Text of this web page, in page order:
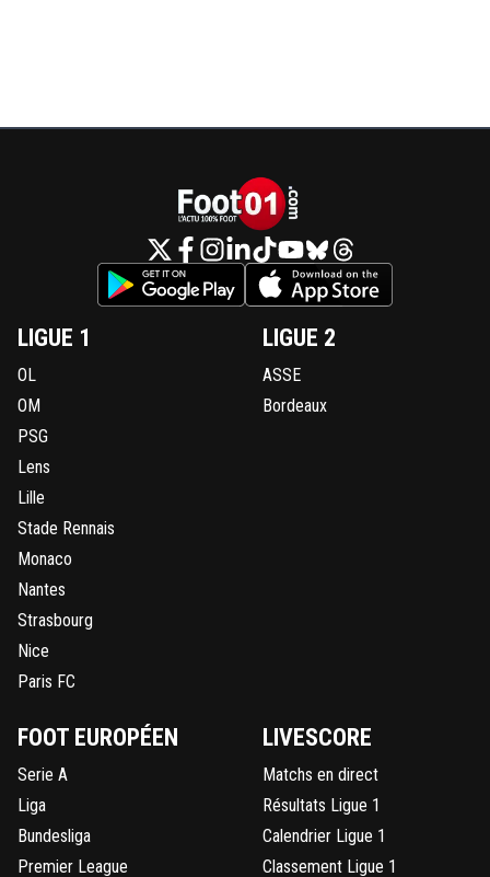
LIGUE 1
OL
OM
PSG
Lens
Lille
Stade Rennais
Monaco
Nantes
Strasbourg
Nice
Paris FC
LIGUE 2
ASSE
Bordeaux
FOOT EUROPÉEN
Serie A
Liga
Bundesliga
Premier League
LIVESCORE
Matchs en direct
Résultats Ligue 1
Calendrier Ligue 1
Classement Ligue 1